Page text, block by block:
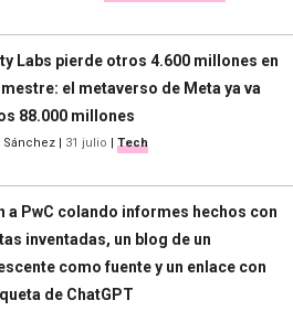
Labs pierde otros 4.600 millones en
el metaverso de Meta ya va
88.000 millones
Sánchez | 31 julio | Tech
a PwC colando informes hechos con
inventadas, un blog de un
como fuente y un enlace con
de ChatGPT